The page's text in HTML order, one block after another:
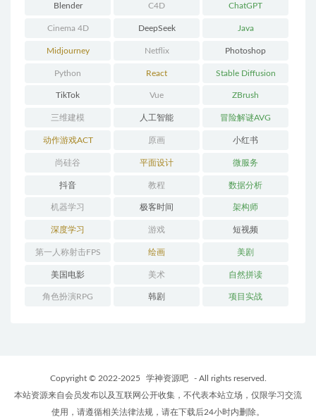
Blender C4D ChatGPT
Cinema 4D DeepSeek Java
Midjourney Netflix Photoshop
Python React Stable Diffusion
TikTok Vue ZBrush
三维建模 人工智能 冒险解谜AVG
动作游戏ACT 原画 小红书
尚硅谷 平面设计 微服务
抖音 教程 数据分析
机器学习 极客时间 架构师
深度学习 游戏 短视频
第一人称射击FPS 绘画 美剧
美国电影 美术 自然拼读
角色扮演RPG 韩剧 项目实战
Copyright © 2022-2025 学神资源吧
- All rights reserved.
本站资源来自会员发布以及互联网公开收集，不代表本站立场，仅限学习交流
使用，请遵循相关法律法规，请在下载后24小时内删除。